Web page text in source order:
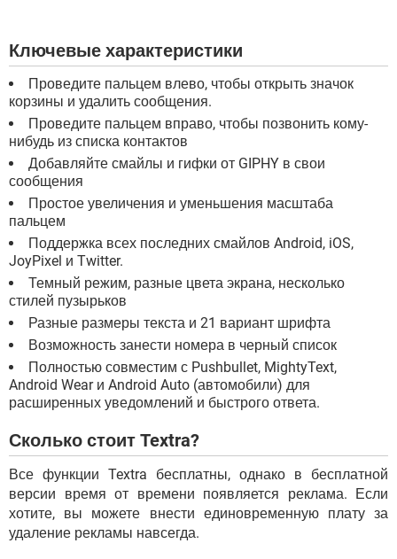
Ключевые характеристики
Проведите пальцем влево, чтобы открыть значок
корзины и удалить сообщения.
Проведите пальцем вправо, чтобы позвонить кому-
нибудь из списка контактов
Добавляйте смайлы и гифки от GIPHY в свои
сообщения
Простое увеличения и уменьшения масштаба
пальцем
Поддержка всех последних смайлов Android, iOS,
JoyPixel и Twitter.
Темный режим, разные цвета экрана, несколько
стилей пузырьков
Разные размеры текста и 21 вариант шрифта
Возможность занести номера в черный список
Полностью совместим с Pushbullet, MightyText,
Android Wear и Android Auto (автомобили) для
расширенных уведомлений и быстрого ответа.
Сколько стоит Textra?
Все функции Textra бесплатны, однако в бесплатной
версии время от времени появляется реклама. Если
хотите, вы можете внести единовременную плату за
удаление рекламы навсегда.